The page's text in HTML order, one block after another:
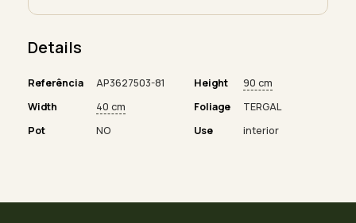
Details
Referência AP3627503-81 Height
90 cm
Width
40 cm Foliage
TERGAL
Pot
NO Use interior